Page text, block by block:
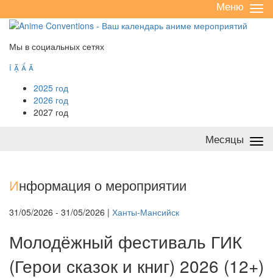
/
Меню
Мы в социальных сетях
   
2025 год
2026 год
2027 год
Месяцы
Информация о мероприятии
31/05/2026 - 31/05/2026 | Ханты-Мансийск
Молодёжный фестиваль ГИК
(Герои сказок и книг) 2026 (12+)